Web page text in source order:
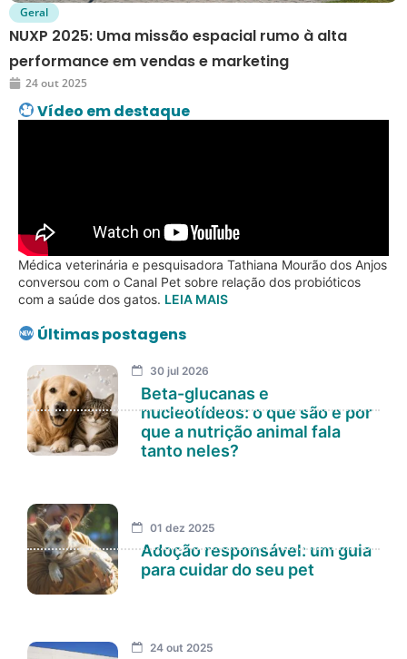
Geral
NUXP 2025: Uma missão espacial rumo à alta
performance em vendas e marketing
24 out 2025
Vídeo em destaque
Médica veterinária e pesquisadora Tathiana Mourão dos Anjos
conversou com o Canal Pet sobre relação dos probióticos
com a saúde dos gatos. LEIA MAIS
Últimas postagens
30 jul 2026
Beta-glucanas e
nucleotídeos: o que são e por
que a nutrição animal fala
tanto neles?
01 dez 2025
Adoção responsável: um guia
para cuidar do seu pet
24 out 2025